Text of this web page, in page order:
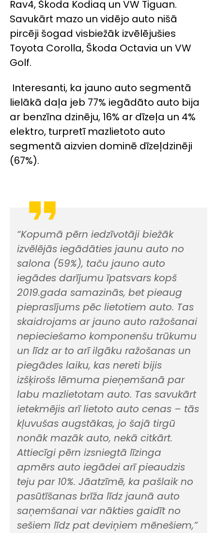
Rav4, Škoda Kodiaq un VW Tiguan.
Savukārt mazo un vidējo auto nišā
pircēji šogad visbiežāk izvēlējušies
Toyota Corolla, Škoda Octavia un VW
Golf.
Interesanti, ka jauno auto segmentā
lielākā daļa jeb 77% iegādāto auto bija
ar benzīna dzinēju, 16% ar dīzeļa un 4%
elektro, turpretī mazlietoto auto
segmentā aizvien dominē dīzeļdzinēji
(67%).
“Kopumā pērn iedzīvotāji biežāk
izvēlējās iegādāties jaunu auto no
salona (59%), taču jauno auto
iegādes darījumu īpatsvars kopš
2019.gada samazinās, bet pieaug
pieprasījums pēc lietotiem auto. Tas
skaidrojams ar jauno auto ražošanai
nepieciešamo komponenšu trūkumu
un līdz ar to arī ilgāku ražošanas un
piegādes laiku, kas nereti bijis
izšķirošs lēmuma pieņemšanā par
labu mazlietotam auto. Tas savukārt
ietekmējis arī lietoto auto cenas – tās
kļuvušas augstākas, jo šajā tirgū
nonāk mazāk auto, nekā citkārt.
Attiecīgi pērn izsniegtā līzinga
apmērs auto iegādei arī pieaudzis
teju par 10%. Jāatzīmē, ka pašlaik no
pasūtīšanas brīža līdz jaunā auto
saņemšanai var nākties gaidīt no
sešiem līdz pat deviņiem mēnešiem,”